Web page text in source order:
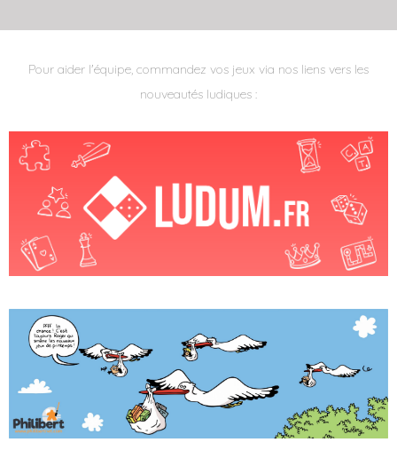
Pour aider l'équipe, commandez vos jeux via nos liens vers les
nouveautés ludiques :